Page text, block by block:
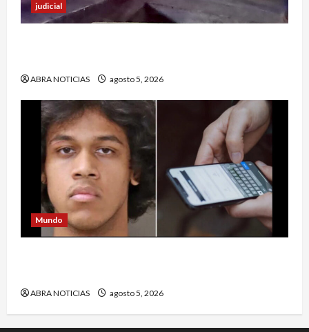
judicial
ABRA NOTICIAS agosto 5, 2026
Mundo
ABRA NOTICIAS agosto 5, 2026